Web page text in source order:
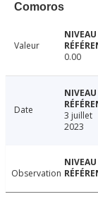
Comoros
Valeur
0.00
Date
3 juillet
2023
Observation